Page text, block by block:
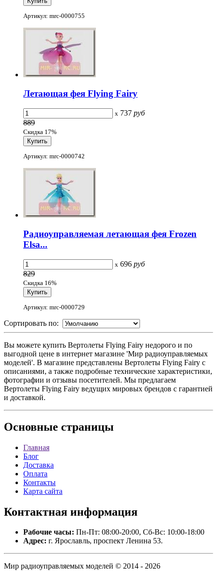
Артикул: mrc-0000755
Летающая фея Flying Fairy
x 737 руб
889
Скидка 17%
Артикул: mrc-0000742
Радиоуправляемая летающая фея Frozen
Elsa...
x 696 руб
829
Скидка 16%
Артикул: mrc-0000729
Сортировать по:
Вы можете купить Вертолеты Flying Fairy недорого и по
выгодной цене в интернет магазине 'Мир радиоуправляемых
моделей'. В магазине представлены Вертолеты Flying Fairy с
описаниями, а также подробные технические характеристики,
фотографии и отзывы посетителей. Мы предлагаем
Вертолеты Flying Fairy ведущих мировых брендов с гарантией
и доставкой.
Основные страницы
Главная
Блог
Доставка
Оплата
Контакты
Карта сайта
Контактная информация
Рабочие часы: Пн-Пт: 08:00-20:00, Сб-Вс: 10:00-18:00
Адрес: г. Ярославль, проспект Ленина 53.
Мир радиоуправляемых моделей © 2014 - 2026